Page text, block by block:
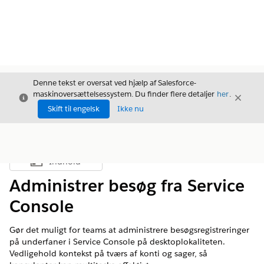
Luk
Denne tekst er oversat ved hjælp af Salesforce-
maskinoversættelsessystem. Du finder flere detaljer her.
Skift til engelsk
Ikke nu
Luk
Vis indholdsfortegnelse
Indhold
Administrer besøg fra Service
Console
Gør det muligt for teams at administrere besøgsregistreringer
på underfaner i Service Console på desktoplokaliteten.
Vedligehold kontekst på tværs af konti og sager, så